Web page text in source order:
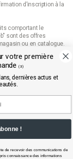
d’inscription à la
comportant le
sont des offres
ou en catalogue.
et de la vente à
votre première
(3)
dernières actus et
!
de recevoir des communications de
connaissance des informations